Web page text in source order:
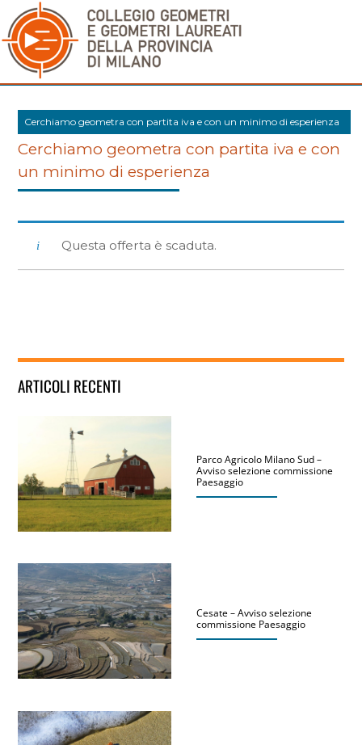
Cerchiamo geometra con partita iva e con un minimo di esperienza
Cerchiamo geometra con partita iva e con
un minimo di esperienza
Questa offerta è scaduta.
ARTICOLI RECENTI
Parco Agricolo Milano Sud –
Avviso selezione commissione
Paesaggio
Cesate – Avviso selezione
commissione Paesaggio